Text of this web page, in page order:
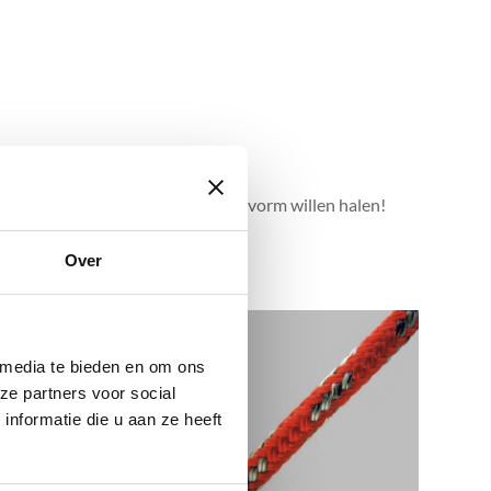
Over
te bieden en om ons
partners voor social
die u aan ze heeft
het uiterste uit hun boot c.q. zeilvorm willen halen!